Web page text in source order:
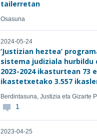
tailerretan
Osasuna
2024-05-24
‘Justizian heztea’
sistema judiziala hurbildu
2023-2024 ikasturtean 73
ikastetxetako 3.557
Berdintasuna, Justizia eta Gizarte
1
2023-04-25